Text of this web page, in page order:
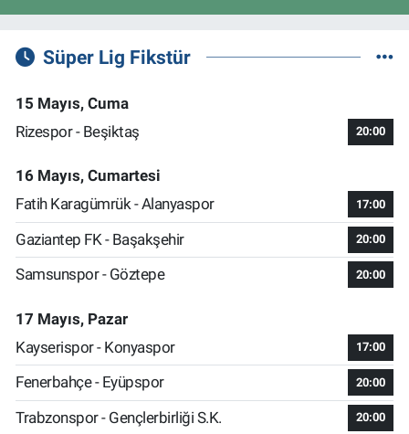
Süper Lig Fikstür
15 Mayıs, Cuma
Rizespor - Beşiktaş
20:00
16 Mayıs, Cumartesi
Fatih Karagümrük - Alanyaspor
17:00
Gaziantep FK - Başakşehir 20:00
Samsunspor - Göztepe 20:00
17 Mayıs, Pazar
Kayserispor - Konyaspor
17:00
Fenerbahçe - Eyüpspor 20:00
Trabzonspor - Gençlerbirliği S.K. 20:00